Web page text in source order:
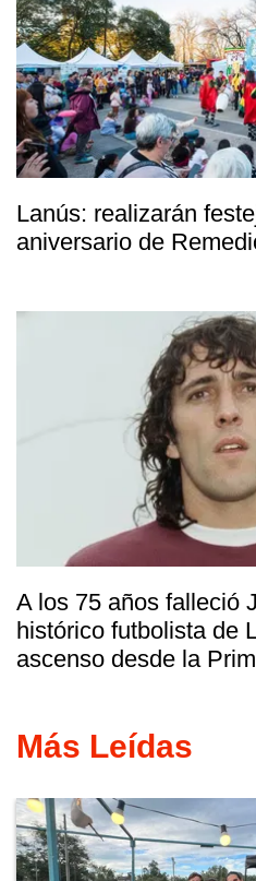
Lanús: realizarán
aniversario de
A los 75 años falleció
histórico futbolista de
ascenso desde la
Más Leídas